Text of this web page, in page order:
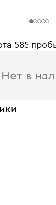
585
Нет в